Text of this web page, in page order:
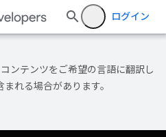
ログイン
ンテンツをご希望の言語に翻訳し
れる場合があります。